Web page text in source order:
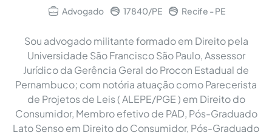
Advogado
17840/PE Recife - PE
Sou advogado militante formado em Direito pela
Universidade São Francisco São Paulo, Assessor
Jurídico da Gerência Geral do Procon Estadual de
Pernambuco; com notória atuação como Parecerista
de Projetos de Leis ( ALEPE/PGE ) em Direito do
Consumidor, Membro efetivo de PAD, Pós-Graduado
Lato Senso em Direito do Consumidor, Pós-Graduado